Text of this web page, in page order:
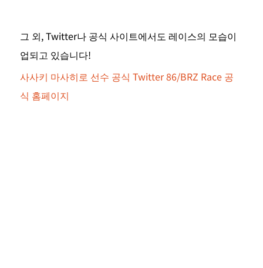
그 외, Twitter나 공식 사이트에서도 레이스의 모습이
업되고 있습니다!
사사키 마사히로 선수 공식 Twitter86/BRZ Race 공
식 홈페이지